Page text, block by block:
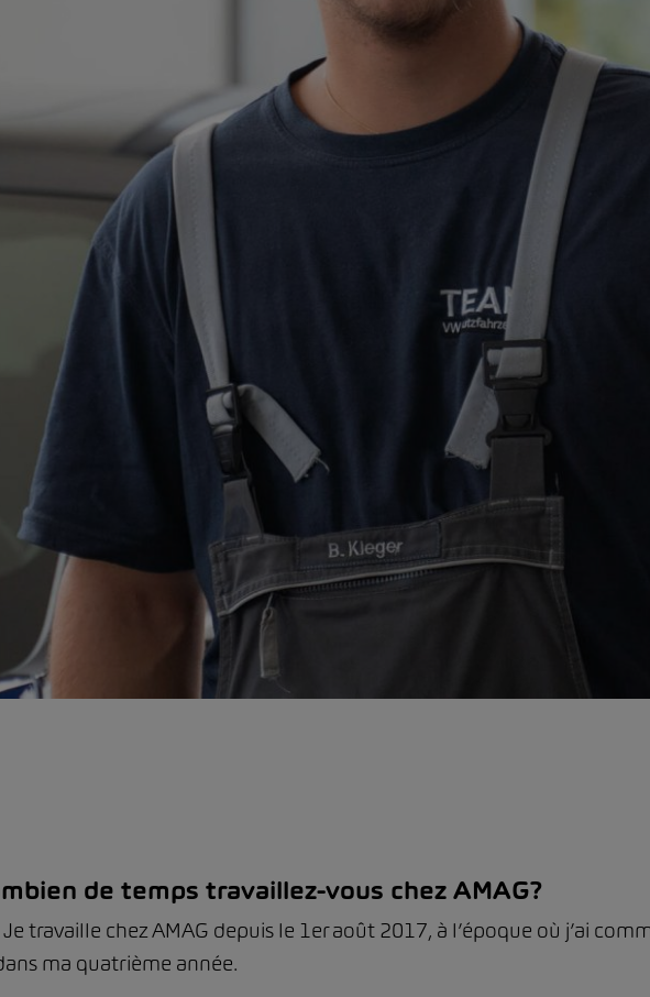
de temps travaillez-vous chez AMAG?
Je travaille chez AMAG depuis le 1er août 2017, à l’époque où j’ai
ma quatrième année.